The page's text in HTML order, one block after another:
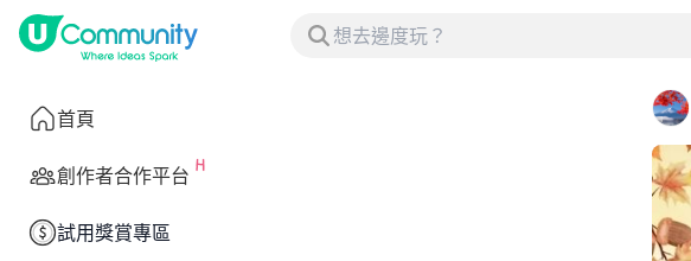
首頁
創作者合作平台
試用獎賞專區